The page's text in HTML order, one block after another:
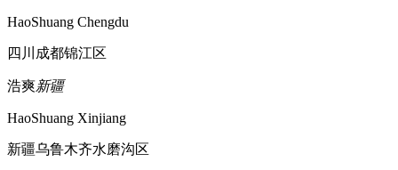
HaoShuang Chengdu
四川成都锦江区
浩爽新疆
HaoShuang Xinjiang
新疆乌鲁木齐水磨沟区